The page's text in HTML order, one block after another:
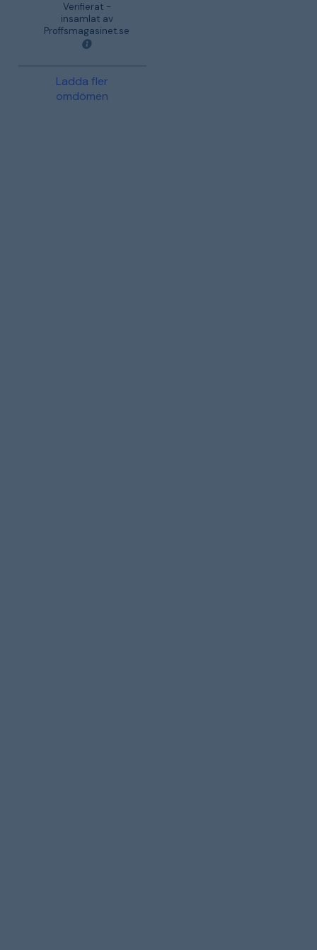
Verifierat -
insamlat av
Proffsmagasinet.se
Ladda fler
omdömen